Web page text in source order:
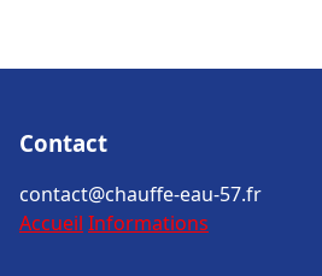
Contact
contact@chauffe-eau-57.fr
Accueil Informations